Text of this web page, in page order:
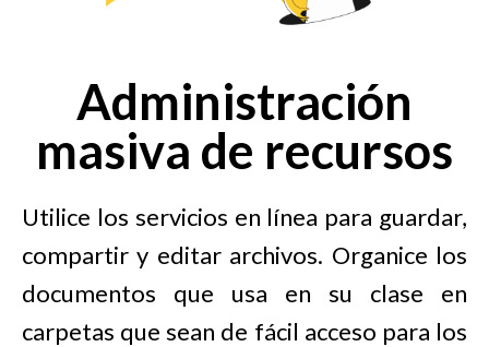
Administración
masiva de recursos
Utilice los servicios en línea para guardar,
compartir y editar archivos. Organice los
documentos que usa en su clase en
carpetas que sean de fácil acceso para los